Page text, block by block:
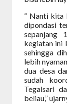
“ Nanti kita
dipondasi
sepanjang
kegiatan ini
sehingga
lebih
dua desa
sudah
Tegalsari
beliau,”